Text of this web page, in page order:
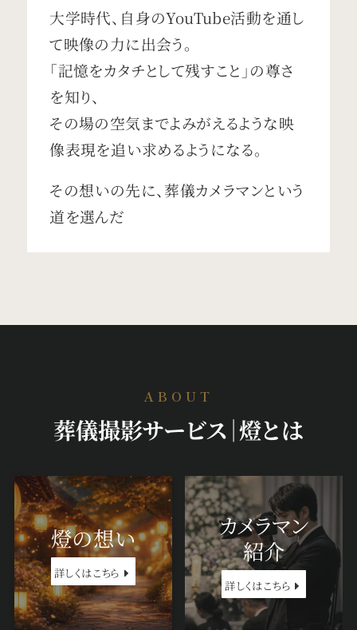
大学時代、自身のYouTube活動を通し
て映像の力に出会う。
「記憶をカタチとして残すこと」の尊さ
を知り、
その場の空気までよみがえるような映
像表現を追い求めるようになる。
その想いの先に、葬儀カメラマンという
道を選んだ
ABOUT
葬儀撮影サービス｜燈とは
燈の想い
詳しくはこちら
カメラマン
紹介
詳しくはこちら